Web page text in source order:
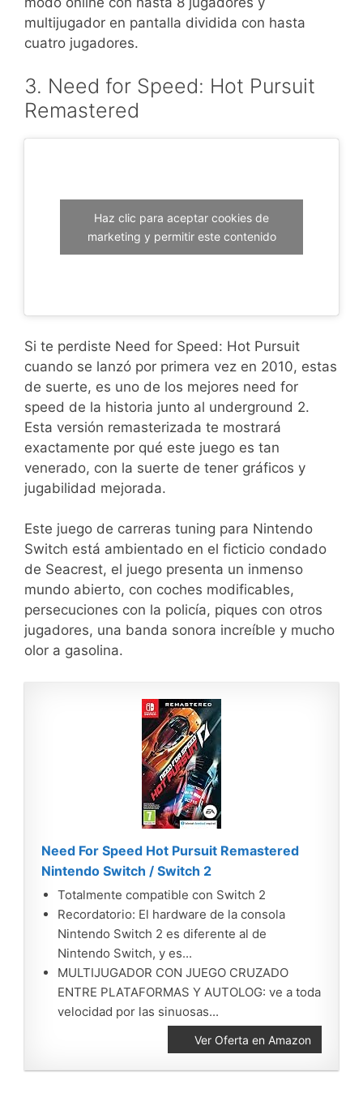
multijugador en pantalla dividida con hasta
cuatro jugadores.
3. Need for Speed: Hot Pursuit
Remastered
Haz clic para aceptar cookies de
marketing y permitir este contenido
Si te perdiste Need for Speed: Hot Pursuit
cuando se lanzó por primera vez en 2010, estas
de suerte, es uno de los mejores need for
speed de la historia junto al underground 2.
Esta versión remasterizada te mostrará
exactamente por qué este juego es tan
venerado, con la suerte de tener gráficos y
jugabilidad mejorada.
Este juego de carreras tuning para Nintendo
Switch está ambientado en el ficticio condado
de Seacrest, el juego presenta un inmenso
mundo abierto, con coches modificables,
persecuciones con la policía, piques con otros
jugadores, una banda sonora increíble y mucho
olor a gasolina.
Need For Speed Hot Pursuit Remastered
Nintendo Switch / Switch 2
Totalmente compatible con Switch 2
Recordatorio: El hardware de la consola
Nintendo Switch 2 es diferente al de
Nintendo Switch, y es...
MULTIJUGADOR CON JUEGO CRUZADO
ENTRE PLATAFORMAS Y AUTOLOG: ve a toda
velocidad por las sinuosas...
Ver Oferta en Amazon